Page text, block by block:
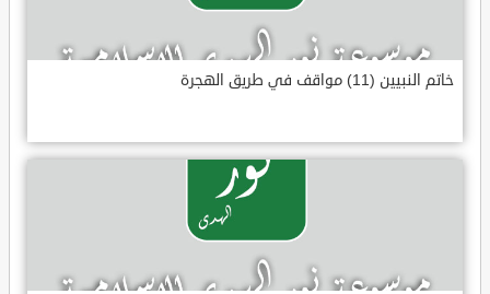
خاتم النبيين (11) مواقف في طريق الهجرة